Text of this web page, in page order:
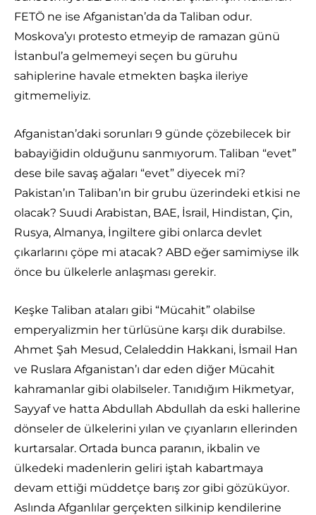
FETÖ ne ise Afganistan’da da Taliban odur.
Moskova’yı protesto etmeyip de ramazan günü
İstanbul’a gelmemeyi seçen bu güruhu
sahiplerine havale etmekten başka ileriye
gitmemeliyiz.
Afganistan’daki sorunları 9 günde çözebilecek bir
babayiğidin olduğunu sanmıyorum. Taliban “evet”
dese bile savaş ağaları “evet” diyecek mi?
Pakistan’ın Taliban’ın bir grubu üzerindeki etkisi ne
olacak? Suudi Arabistan, BAE, İsrail, Hindistan, Çin,
Rusya, Almanya, İngiltere gibi onlarca devlet
çıkarlarını çöpe mi atacak? ABD eğer samimiyse ilk
önce bu ülkelerle anlaşması gerekir.
Keşke Taliban ataları gibi “Mücahit” olabilse
emperyalizmin her türlüsüne karşı dik durabilse.
Ahmet Şah Mesud, Celaleddin Hakkani, İsmail Han
ve Ruslara Afganistan’ı dar eden diğer Mücahit
kahramanlar gibi olabilseler. Tanıdığım Hikmetyar,
Sayyaf ve hatta Abdullah Abdullah da eski hallerine
dönseler de ülkelerini yılan ve çıyanların ellerinden
kurtarsalar. Ortada bunca paranın, ikbalin ve
ülkedeki madenlerin geliri iştah kabartmaya
devam ettiği müddetçe barış zor gibi gözüküyor.
Aslında Afganlılar gerçekten silkinip kendilerine